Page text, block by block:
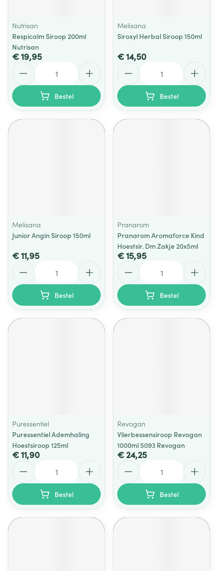
Nutrisan
Respicalm Siroop 200ml
Nutrisan
€ 19,95
Bestel
Melisana
Siroxyl Herbal Siroop 150ml
€ 14,50
Bestel
Melisana
Junior Angin Siroop 150ml
€ 11,95
Bestel
Pranarom
Pranarom Aromaforce Kind
Hoestsir. Dm Zakje 20x5ml
€ 15,95
Bestel
Puressentiel
Puressentiel Ademhaling
Hoestsiroop 125ml
€ 11,90
Bestel
Revogan
Vlierbessensiroop Revogan
1000ml 5093 Revogan
€ 24,25
Bestel